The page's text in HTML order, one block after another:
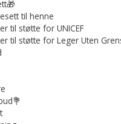
til henne
til støtte for UNICEF
til støtte for Leger Uten